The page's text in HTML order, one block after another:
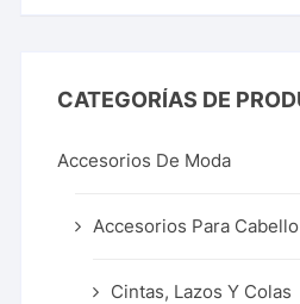
CATEGORÍAS DE
Accesorios De Moda
Accesorios Para Cabello
Cintas, Lazos Y Colas